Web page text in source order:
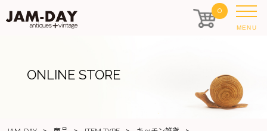
0
MENU
ONLINE STORE